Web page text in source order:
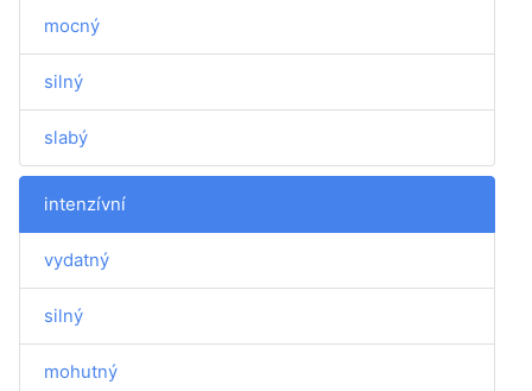
mocný
silný
slabý
intenzívní
vydatný
silný
mohutný